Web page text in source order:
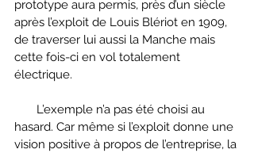
prototype aura permis, près d’un siècle
après l’exploit de Louis Blériot en 1909,
de traverser lui aussi la Manche mais
cette fois-ci en vol totalement
électrique.
L’exemple n’a pas été choisi au
hasard. Car même si l’exploit donne une
vision positive à propos de l’entreprise, la